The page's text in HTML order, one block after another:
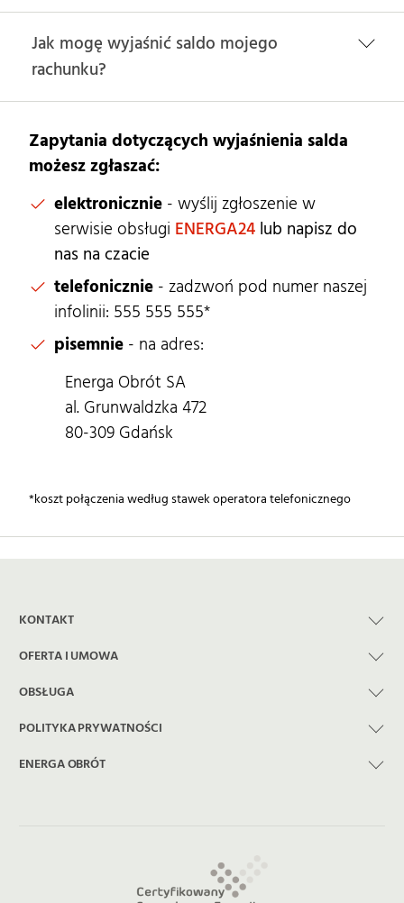
Jak mogę wyjaśnić saldo mojego
rachunku?
Zapytania dotyczących wyjaśnienia salda
możesz zgłaszać:
elektronicznie- wyślij zgłoszenie w
serwisie obsługi ENERGA24lub napisz do
nas na czacie
telefonicznie- zadzwoń pod numer naszej
infolinii: 555 555 555*
pisemnie- na adres:
Energa Obrót SA
al. Grunwaldzka 472
80-309 Gdańsk
*koszt połączenia według stawek operatora telefonicznego
KONTAKT
OFERTA I UMOWA
OBSŁUGA
POLITYKA PRYWATNOŚCI
ENERGA OBRÓT